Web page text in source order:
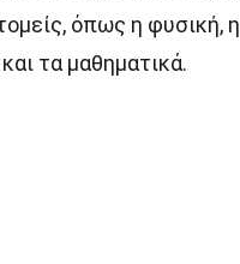
όπως η φυσική, η
τα μαθηματικά.